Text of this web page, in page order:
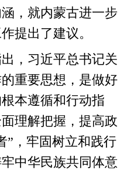
，就内蒙古进一步
提出了建议。
，习近平总书记关
重要思想，是做好
本遵循和行动指
理解把握，提高政
”，牢固树立和践行
中华民族共同体意